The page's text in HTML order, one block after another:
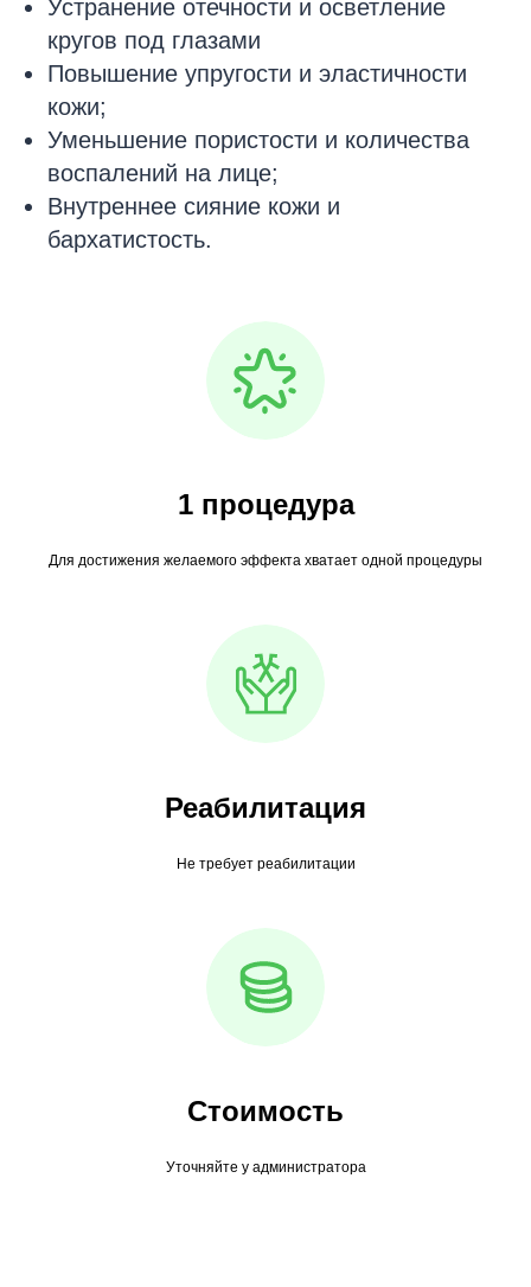
Устранение отечности и осветление
кругов под глазами
Повышение упругости и эластичности
кожи;
Уменьшение пористости и количества
воспалений на лице;
Внутреннее сияние кожи и
бархатистость.
1 процедура
Для достижения желаемого эффекта хватает одной процедуры
Реабилитация
Не требует реабилитации
Стоимость
Уточняйте у администратора